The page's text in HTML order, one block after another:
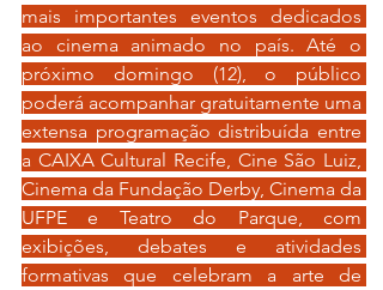
mais importantes eventos dedicados
ao cinema animado no país. Até o
próximo domingo (12), o público
poderá acompanhar gratuitamente uma
extensa programação distribuída entre
a CAIXA Cultural Recife, Cine São Luiz,
Cinema da Fundação Derby, Cinema da
UFPE e Teatro do Parque, com
exibições, debates e atividades
formativas que celebram a arte de